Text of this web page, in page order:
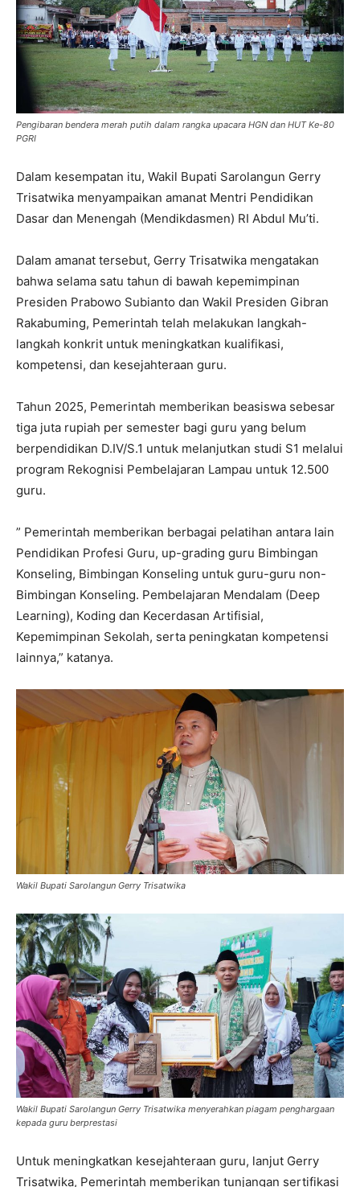
Pengibaran bendera merah putih dalam rangka upacara HGN dan HUT Ke-80
PGRI
Dalam kesempatan itu, Wakil Bupati Sarolangun Gerry
Trisatwika menyampaikan amanat Mentri Pendidikan
Dasar dan Menengah (Mendikdasmen) RI Abdul Mu’ti.
Dalam amanat tersebut, Gerry Trisatwika mengatakan
bahwa selama satu tahun di bawah kepemimpinan
Presiden Prabowo Subianto dan Wakil Presiden Gibran
Rakabuming, Pemerintah telah melakukan langkah-
langkah konkrit untuk meningkatkan kualifikasi,
kompetensi, dan kesejahteraan guru.
Tahun 2025, Pemerintah memberikan beasiswa sebesar
tiga juta rupiah per semester bagi guru yang belum
berpendidikan D.IV/S.1 untuk melanjutkan studi S1 melalui
program Rekognisi Pembelajaran Lampau untuk 12.500
guru.
” Pemerintah memberikan berbagai pelatihan antara lain
Pendidikan Profesi Guru, up-grading guru Bimbingan
Konseling, Bimbingan Konseling untuk guru-guru non-
Bimbingan Konseling. Pembelajaran Mendalam (Deep
Learning), Koding dan Kecerdasan Artifisial,
Kepemimpinan Sekolah, serta peningkatan kompetensi
lainnya,” katanya.
Wakil Bupati Sarolangun Gerry Trisatwika
Wakil Bupati Sarolangun Gerry Trisatwika menyerahkan piagam penghargaan
kepada guru berprestasi
Untuk meningkatkan kesejahteraan guru, lanjut Gerry
Trisatwika, Pemerintah memberikan tunjangan sertifikasi